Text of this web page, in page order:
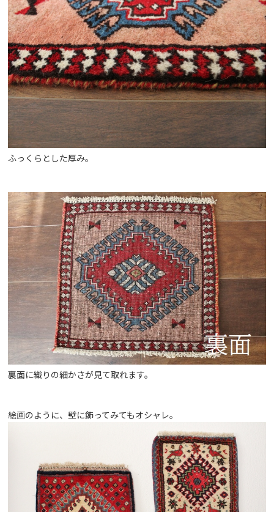
ふっくらとした厚み。
裏面に織りの細かさが見て取れます。
絵画のように、壁に飾ってみてもオシャレ。